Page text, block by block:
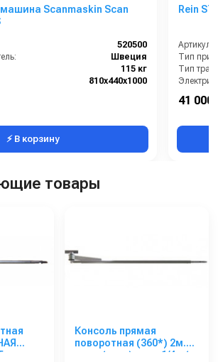
Scanmaskin Scan
520500
Швеция
115 кг
810х440х1000
⚡ В корзину
Rein
Артикул:
Тип
Тип
41 000
товары
вход
Консоль прямая
поворотная (360*) 2м.
нерж.(зерк) вход 1/4 г.(